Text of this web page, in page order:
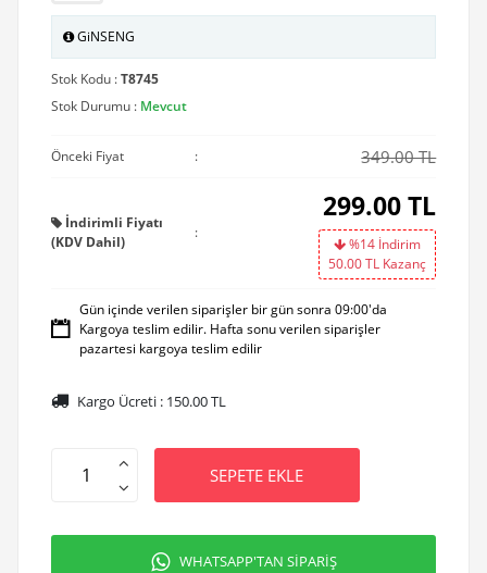
GiNSENG
Stok Kodu :T8745
Stok Durumu : Mevcut
Önceki Fiyat : 349.00 TL
İndirimli Fiyatı
(KDV Dahil)
:
299.00TL
%14 İndirim
50.00TL Kazanç
Gün içinde verilen siparişler bir gün sonra 09:00'da
Kargoya teslim edilir. Hafta sonu verilen siparişler
pazartesi kargoya teslim edilir
Kargo Ücreti : 150.00TL
SEPETE EKLE
WHATSAPP'TAN SİPARİŞ